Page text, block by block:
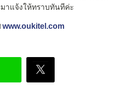
าแจ้งให้ทราบทันทีค่ะ
www.oukitel.com